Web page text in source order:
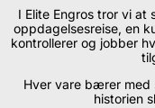
I Elite Engros tror vi at
oppdagelsesreise, en
kontrollerer og jobber
Hver vare bærer med
historien